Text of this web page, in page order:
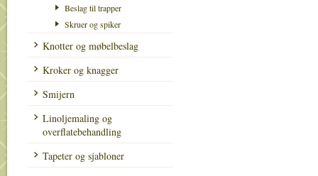
Beslag til trapper
Skruer og spiker
Knotter og møbelbeslag
Kroker og knagger
Smijern
Linoljemaling og
overflatebehandling
Tapeter og sjabloner